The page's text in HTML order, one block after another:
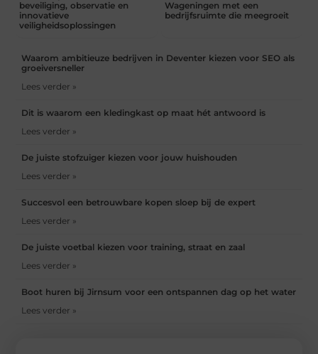
beveiliging, observatie en
innovatieve
veiligheidsoplossingen
Wageningen met een
bedrijfsruimte die meegroeit
Waarom ambitieuze bedrijven in Deventer kiezen voor SEO als
groeiversneller
Lees verder »
Dit is waarom een kledingkast op maat hét antwoord is
Lees verder »
De juiste stofzuiger kiezen voor jouw huishouden
Lees verder »
Succesvol een betrouwbare kopen sloep bij de expert
Lees verder »
De juiste voetbal kiezen voor training, straat en zaal
Lees verder »
Boot huren bij Jirnsum voor een ontspannen dag op het water
Lees verder »